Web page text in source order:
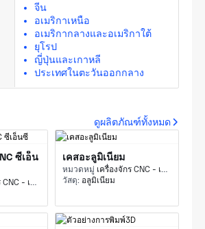
จีน
อเมริกาเหนือ
อเมริกากลางและอเมริกาใต้
ยุโรป
ญี่ปุ่นและเกาหลี
ประเทศในตะวันออกกลาง
ดูผลิตภัณฑ์ทั้งหมด
ซีเอ็น
กัด CNC และการกัด
เคสอะลูมิเนียม
หมวดหมู่ เครื่องจักร CNC - เครื่องกัด CNC และการกัด
วัสดุ: อลูมิเนียม